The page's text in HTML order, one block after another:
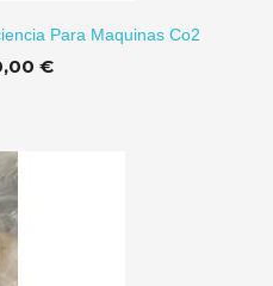
Para Maquinas Co2
€